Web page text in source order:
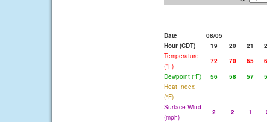
Date 08/05
Hour (CDT)
19 20 21
Temperature
(°F)
72 70 65
Dewpoint (°F)
56 58 57
Heat Index
(°F)
Surface Wind
(mph)
2 2 1